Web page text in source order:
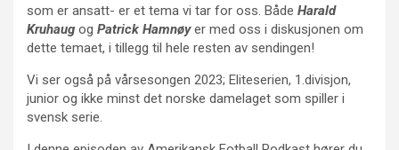
som er ansatt- er et tema vi tar for oss. Både Harald
Kruhaug og Patrick Hamnøyer med oss i diskusjonen om
dette temaet, i tillegg til hele resten av sendingen!
Vi ser også på vårsesongen 2023; Eliteserien, 1.divisjon,
junior og ikke minst det norske damelaget som spiller i
svensk serie.